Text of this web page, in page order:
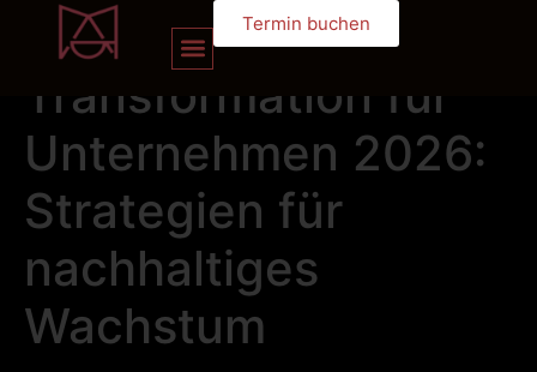
Termin buchen
Digitale
Transformation für
Unternehmen 2026:
Strategien für
nachhaltiges
Wachstum